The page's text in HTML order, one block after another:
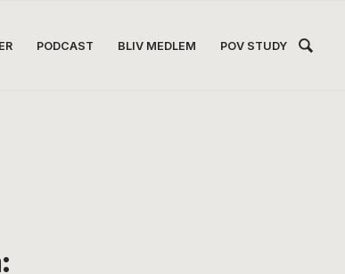
PODCAST BLIV MEDLEM POV STUDY